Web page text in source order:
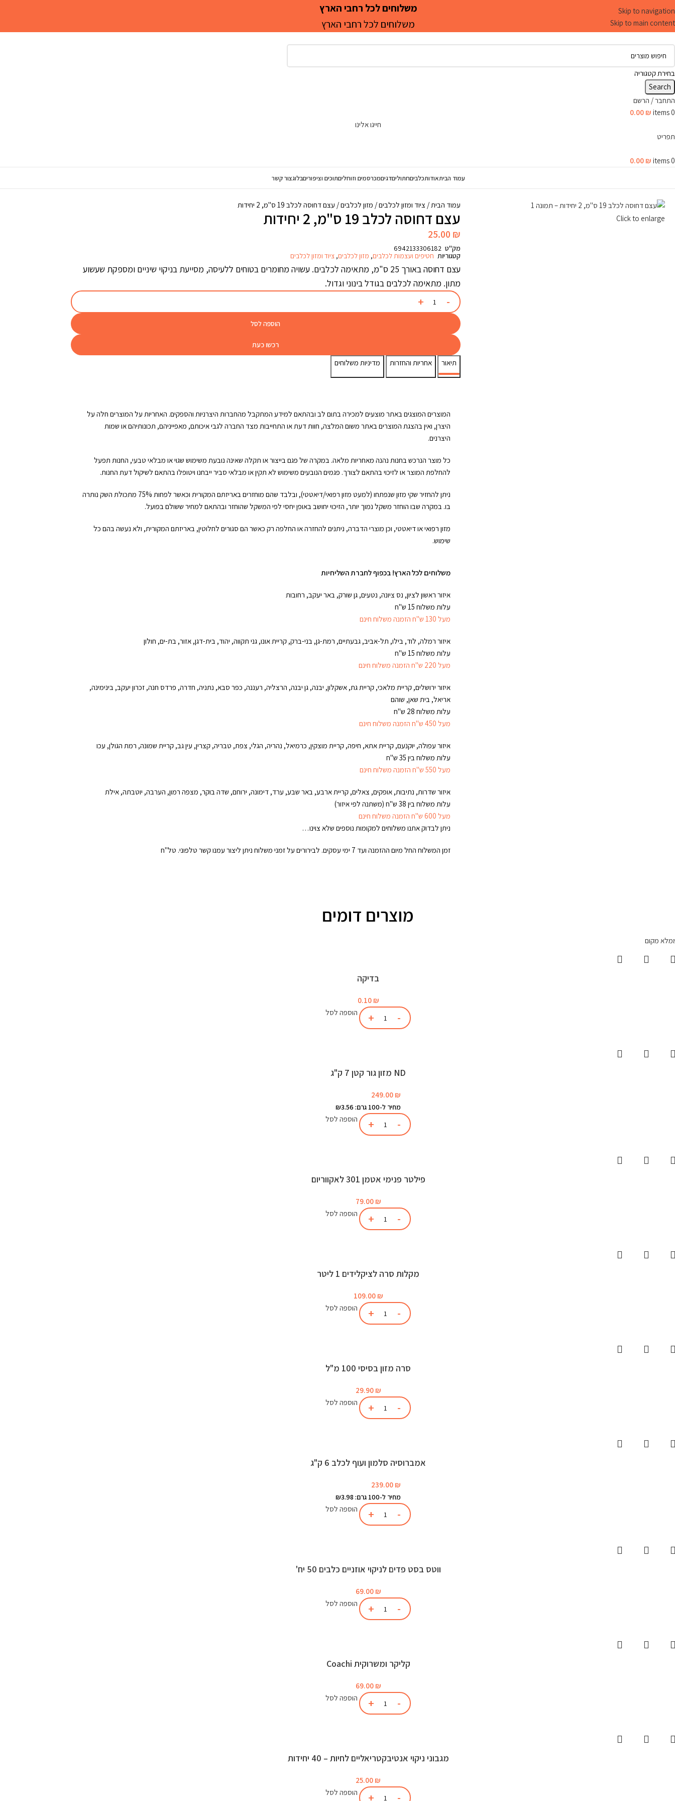
Skip to navigation
Skip to main content
משלוחים לכל רחבי הארץ
משלוחים לכל רחבי הארץ
בחירת קטגוריה
Search
התחבר / הרשם
0
items
0.00 ₪
חייגו אלינו
תפריט
0
items
0.00 ₪
עמוד הביתאודותכלביםחתוליםדגיםמכרסמים וזוחליםתוכים וציפוריםבלוגצור קשר
Click to enlarge
עמוד הבית ציוד ומזון לכלבים מזון לכלבים עצם דחוסה לכלב 19 ס"מ, 2 יחידות
עצם דחוסה לכלב 19 ס"מ, 2 יחידות
25.00 ₪
מק"ט 6942133306182
קטגוריות חטיפים ועצמות לכלבים, מזון לכלבים,ציוד ומזון לכלבים
עצם דחוסה באורך 25 ס"מ, מתאימה לכלבים. עשויה מחומרים בטוחים ללעיסה, מסייעת בניקוי שיניים ומספקת שעשוע
מתון. מתאימה לכלבים בגודל בינוני וגדול.
הוספה לסל
רכשו כעת
תיאור אחריות והחזרות מדיניות משלוחים
המוצרים המוצגים באתר מוצעים למכירה בתום לב ובהתאם למידע המתקבל מהחברות היצרניות והספקים. האחריות על המוצרים חלה על
היצרן, ואין בהצגת המוצרים באתר משום המלצה, חוות דעת או התחייבות מצד החברה לגבי איכותם, מאפייניהם, תכונותיהם או שמות
היצרנים.
כל מוצר הנרכש בחנות נהנה מאחריות מלאה. במקרה של פגם בייצור או תקלה שאינה נובעת משימוש שגוי או מבלאי טבעי, החנות תפעל
להחלפת המוצר או לזיכוי בהתאם לצורך. פגמים הנובעים משימוש לא תקין או מבלאי סביר ייבחנו ויטופלו בהתאם לשיקול דעת החנות.
ניתן להחזיר שקי מזון שנפתחו (למעט מזון רפואי/דיאטטי), ובלבד שהם מוחזרים באריזתם המקורית וכאשר לפחות 75% מתכולת השק נותרה
בו. במקרה שבו הוחזר משקל נמוך יותר, הזיכוי יחושב באופן יחסי לפי המשקל שהוחזר ובהתאם למחיר ששולם בפועל.
מזון רפואי או דיאטטי, וכן מוצרי הדברה, ניתנים להחזרה או החלפה רק כאשר הם סגורים לחלוטין, באריזתם המקורית, ולא נעשה בהם כל
שימוש.
משלוחים לכל הארץ!בכפוף לחברת השליחיות
איזור ראשון לציון, נס ציונה, נטעים, גן שורק, באר יעקב, רחובות
עלות משלוח 15 ש"ח
מעל 130 ש"ח הזמנה משלוח חינם
איזור רמלה, לוד, בילו, תל-אביב, גבעתיים, רמת-גן, בני-ברק, קריית אונו, גני תקווה, יהוד, בית-דגן, אזור, בת-ים, חולון
עלות משלוח 15 ש"ח
מעל 220 ש"ח הזמנה משלוח חינם
איזור ירושלים, קריית מלאכי, קריית גת, אשקלון, יבנה, גן יבנה, הרצליה, רעננה, כפר סבא, נתניה, חדרה, פרדס חנה, זכרון יעקב, בינימינה,
אריאל, בית שאן, שוהם
עלות משלוח 28 ש"ח
מעל 450 ש"ח הזמנה משלוח חינם
איזור עפולה, יוקנעם, קריית אתא, חיפה, קריית מוצקין, כרמיאל, נהריה, הגלי, צפת, טבריה, קצרין, עין גב, קריית שמונה, רמת הגולן, עכו
עלות משלוח בין 35 ש"ח
מעל 550 ש"ח הזמנה משלוח חינם
איזור שדרות, נתיבות, אופקים, צאלים, קריית ארבע, באר שבע, ערד, דימונה, ירוחם, שדה בוקר, מצפה רמון, הערבה, יוטבתה, אילת
עלות משלוח בין 38 ש"ח (משתנה לפי איזור)
מעל 600 ש"ח הזמנה משלוח חינם
ניתן לבדוק אתנו משלוחים למקומות נוספים שלא צוינו…
זמן המשלוח החל מיום ההזמנה ועד 7 ימי עסקים. לבירורים על זמני משלוח ניתן ליצור עמנו קשר טלפוני. טל"ח
מוצרים דומים
בדיקה
0.10 ₪
הוספה לסל
ND מזון גור קטן 7 ק"ג
249.00 ₪
מחיר ל-100 גרם: ₪3.56
הוספה לסל
פילטר פנימי אטמן 301 לאקווריום
79.00 ₪
הוספה לסל
מקלות סרה לציקלידים 1 ליטר
109.00 ₪
הוספה לסל
סרה מזון בסיסי 100 מ"ל
29.90 ₪
הוספה לסל
אמברוסיה סלמון ועוף לכלב 6 ק"ג
239.00 ₪
מחיר ל-100 גרם: ₪3.98
הוספה לסל
ווטס בסט פדים לניקוי אוזניים כלבים 50 יח'
69.00 ₪
הוספה לסל
קליקר ומשרוקית Coachi
69.00 ₪
הוספה לסל
מגבוני ניקוי אנטיבקטריאליים לחיות – 40 יחידות
25.00 ₪
הוספה לסל